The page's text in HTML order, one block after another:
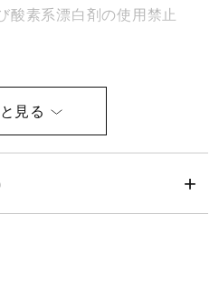
ン
酸素系漂白剤の使用禁止
燥禁止